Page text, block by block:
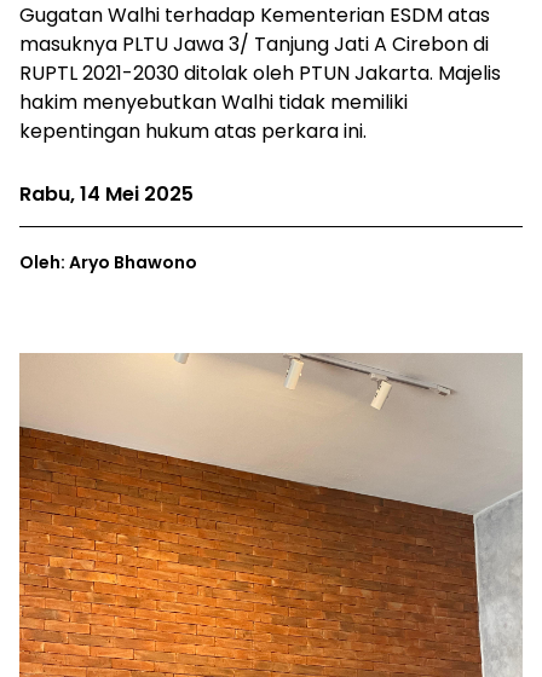
Gugatan Walhi terhadap Kementerian ESDM atas
masuknya PLTU Jawa 3/ Tanjung Jati A Cirebon di
RUPTL 2021-2030 ditolak oleh PTUN Jakarta. Majelis
hakim menyebutkan Walhi tidak memiliki
kepentingan hukum atas perkara ini.
Rabu, 14 Mei 2025
Oleh: Aryo Bhawono